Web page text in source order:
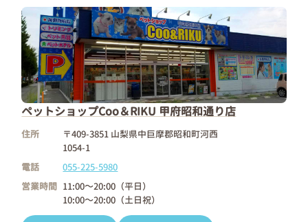
ペットショップCoo＆RIKU 甲府昭和通り店
住所
〒409-3851 山梨県中巨摩郡昭和町河西
1054-1
電話
055-225-5980
営業時間 11:00～20:00（平日）
10:00～20:00（土日祝）